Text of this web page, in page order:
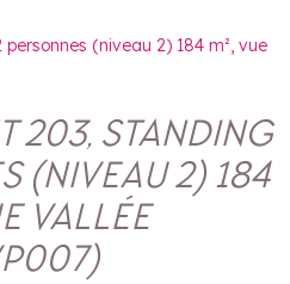
(niveau 2) 184 m², vue
203, STANDING
(NIVEAU 2) 184
VALLÉE
)